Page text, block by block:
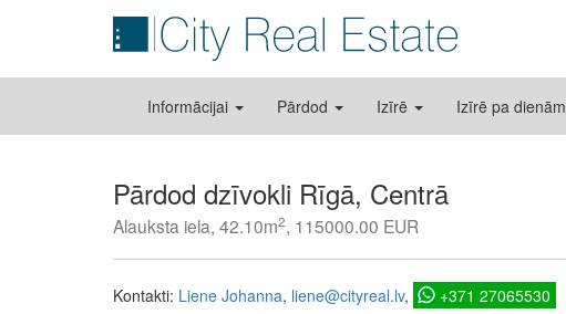
Informācijai Pārdod Izīrē Izīrē pa dienām
Pārdod dzīvokli Rīgā, Centrā
Alauksta iela, 42.10m2, 115000.00 EUR
Kontakti: Liene Johanna liene@cityreal.lv +371 27065530